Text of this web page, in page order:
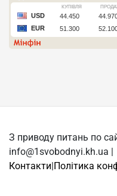
З приводу питань по
info@1svobodnyi.kh.ua |
Контакти Політика